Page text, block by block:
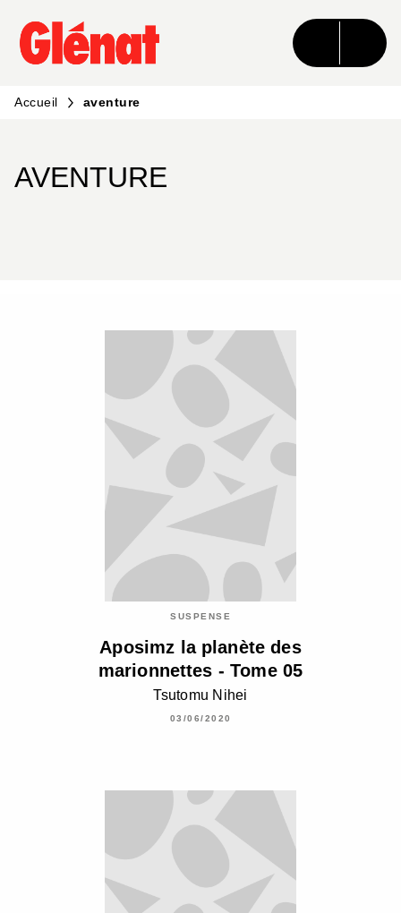
MENU RECHERCHE CONTENU
PIED DE PAGE
Accueil aventure
AVENTURE
SUSPENSE
Aposimz la planète des
marionnettes - Tome 05
Tsutomu Nihei
03/06/2020